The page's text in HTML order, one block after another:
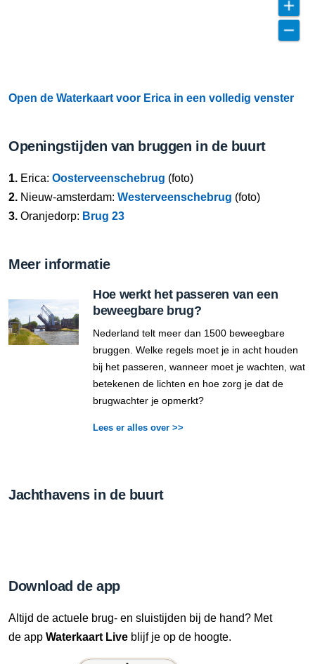
Open de Waterkaart voor Erica in een volledig venster
Openingstijden van bruggen in de buurt
1. Erica: Oosterveenschebrug (foto)
2. Nieuw-amsterdam: Westerveenschebrug (foto)
3. Oranjedorp: Brug 23
Meer informatie
Hoe werkt het passeren van een
beweegbare brug?
Nederland telt meer dan 1500 beweegbare
bruggen. Welke regels moet je in acht houden
bij het passeren, wanneer moet je wachten, wat
betekenen de lichten en hoe zorg je dat de
brugwachter je opmerkt?
Lees er alles over >>
Jachthavens in de buurt
Download de app
Altijd de actuele brug- en sluistijden bij de hand? Met
de app Waterkaart Live blijf je op de hoogte.